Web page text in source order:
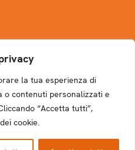
la tua esperienza di
o contenuti personalizzati e
“Accetta tutti”,
cookie.